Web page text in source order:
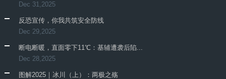
Dec 31,2025
反恐宣传，你我共筑安全防线
Dec 29,2025
断电断暖，直面零下11℃：基辅遭袭后陷...
Dec 28,2025
图解2025｜冰川（上）：两极之殇